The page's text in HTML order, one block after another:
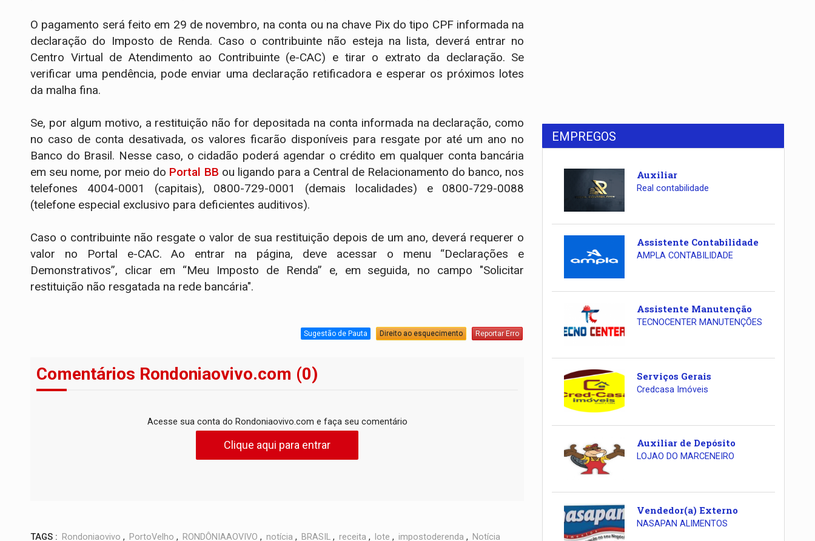
O pagamento será feito em 29 de novembro, na conta ou na chave Pix do tipo CPF informada na
declaração do Imposto de Renda. Caso o contribuinte não esteja na lista, deverá entrar no
Centro Virtual de Atendimento ao Contribuinte (e-CAC) e tirar o extrato da declaração. Se
verificar uma pendência, pode enviar uma declaração retificadora e esperar os próximos lotes
da malha fina.
Se, por algum motivo, a restituição não for depositada na conta informada na declaração, como
no caso de conta desativada, os valores ficarão disponíveis para resgate por até um ano no
Banco do Brasil. Nesse caso, o cidadão poderá agendar o crédito em qualquer conta bancária
em seu nome, por meio do Portal BB ou ligando para a Central de Relacionamento do banco, nos
telefones 4004-0001 (capitais), 0800-729-0001 (demais localidades) e 0800-729-0088
(telefone especial exclusivo para deficientes auditivos).
Caso o contribuinte não resgate o valor de sua restituição depois de um ano, deverá requerer o
valor no Portal e-CAC. Ao entrar na página, deve acessar o menu “Declarações e
Demonstrativos”, clicar em “Meu Imposto de Renda” e, em seguida, no campo "Solicitar
restituição não resgatada na rede bancária".
Sugestão de Pauta Direito ao esquecimento Reportar Erro
Comentários Rondoniaovivo.com (0)
Acesse sua conta do Rondoniaovivo.com e faça seu comentário
Clique aqui para entrar
TAGS : Rondoniaovivo , PortoVelho , RONDÔNIAAOVIVO , notícia , BRASIL , receita , lote , impostoderenda , Notícia
EMPREGOS
Auxiliar
Real contabilidade
Assistente Contabilidade
AMPLA CONTABILIDADE
Assistente Manutenção
TECNOCENTER MANUTENÇÕES
Serviços Gerais
Credcasa Imóveis
Auxiliar de Depósito
LOJAO DO MARCENEIRO
Vendedor(a) Externo
NASAPAN ALIMENTOS